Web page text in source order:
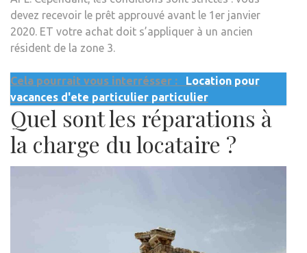
devez recevoir le prêt approuvé avant le 1er janvier
2020. ET votre achat doit s’appliquer à un ancien
résident de la zone 3.
Cela pourrait vous interrésser :
Location pour
vacances d'ete particulier particulier
Quel sont les réparations à
la charge du locataire ?